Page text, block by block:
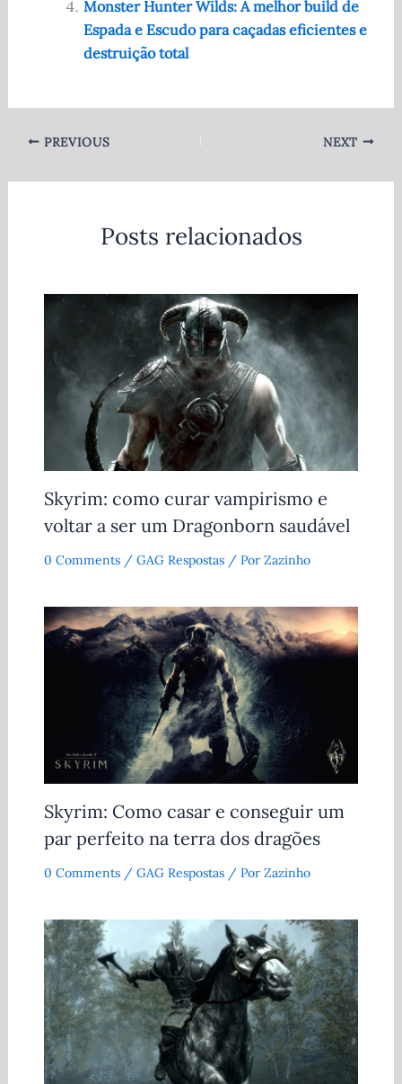
Monster Hunter Wilds: A melhor build de
Espada e Escudo para caçadas eficientes e
destruição total
PREVIOUS NEXT
Posts relacionados
Skyrim: como curar vampirismo e
voltar a ser um Dragonborn saudável
0 Comments / GAG Respostas/ Por Zazinho
Skyrim: Como casar e conseguir um
par perfeito na terra dos dragões
0 Comments / GAG Respostas/ Por Zazinho